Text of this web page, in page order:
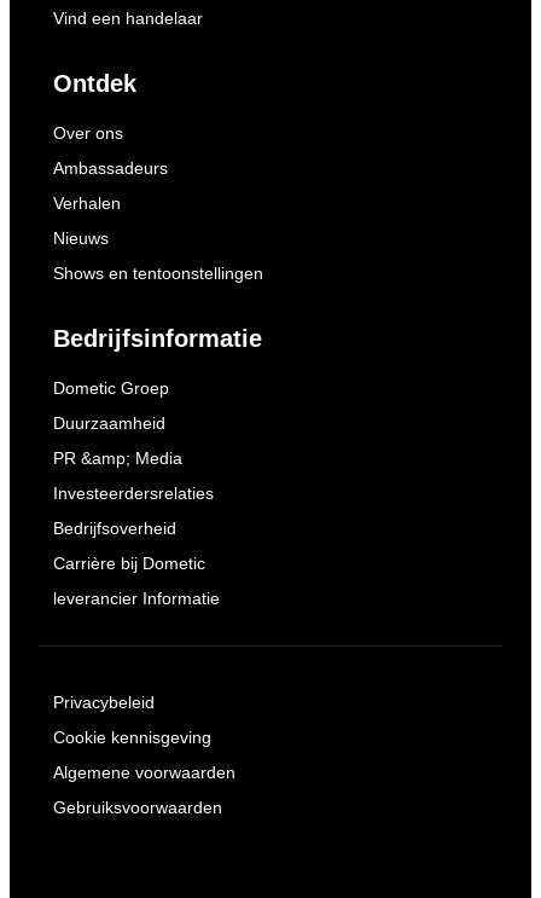
Vind een handelaar
Ontdek
Over ons
Ambassadeurs
Verhalen
Nieuws
Shows en tentoonstellingen
Bedrijfsinformatie
Dometic Groep
Duurzaamheid
PR &amp; Media
Investeerdersrelaties
Bedrijfsoverheid
Carrière bij Dometic
leverancier Informatie
Privacybeleid
Cookie kennisgeving
Algemene voorwaarden
Gebruiksvoorwaarden